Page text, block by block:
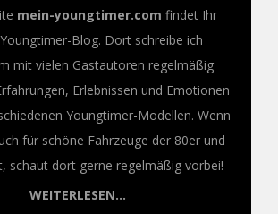
mein-youngtimer.com findet Ihr
Blog. Dort schreibe ich
mit vielen Gastautoren regelmäßig
Erlebnissen und Emotionen
Youngtimer-Modellen. Wenn
für schöne Fahrzeuge der 80er und
schaut dort gerne regelmäßig vorbei!
WEITERLESEN...